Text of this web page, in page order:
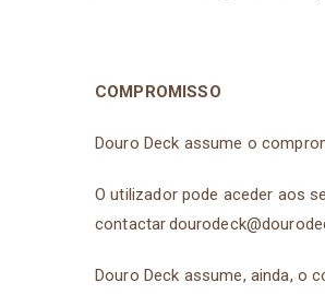
COMPROMISSO
Douro Deck assume o
O utilizador pode aceder aos
contactar
Douro Deck assume, ainda, o